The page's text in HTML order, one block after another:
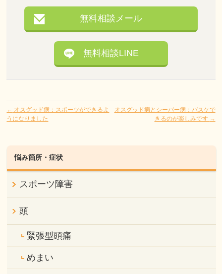
無料相談メール
無料相談LINE
← オスグッド病：スポーツができるよ
うになりました
オスグッド病とシーバー病：バスケで
きるのが楽しみです →
悩み箇所・症状
スポーツ障害
頭
緊張型頭痛
めまい